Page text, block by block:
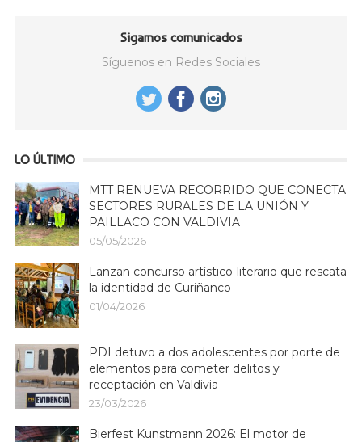
Sigamos comunicados
Síguenos en Redes Sociales
LO ÚLTIMO
MTT RENUEVA RECORRIDO QUE CONECTA
SECTORES RURALES DE LA UNIÓN Y
PAILLACO CON VALDIVIA
05/05/2026
Lanzan concurso artístico-literario que rescata
la identidad de Curiñanco
01/04/2026
PDI detuvo a dos adolescentes por porte de
elementos para cometer delitos y
receptación en Valdivia
23/03/2026
Bierfest Kunstmann 2026: El motor de